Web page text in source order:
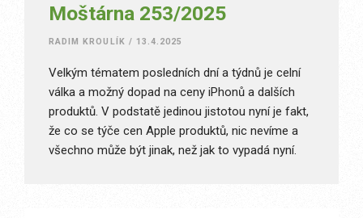
Moštárna 253/2025
RADIM KROULÍK / 13.4.2025
Velkým tématem posledních dní a týdnů je celní
válka a možný dopad na ceny iPhonů a dalších
produktů. V podstatě jedinou jistotou nyní je fakt,
že co se týče cen Apple produktů, nic nevíme a
všechno může být jinak, než jak to vypadá nyní.